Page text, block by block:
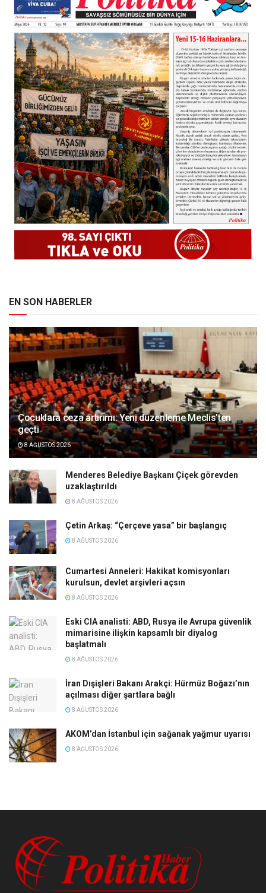
EN SON HABERLER
Çocuklara ceza artırımı: Yeni düzenleme Meclis’ten
geçti
8 AĞUSTOS 2026
Menderes Belediye Başkanı Çiçek görevden
uzaklaştırıldı
8 AĞUSTOS 2026
Çetin Arkaş: “Çerçeve yasa” bir başlangıç
8 AĞUSTOS 2026
Cumartesi Anneleri: Hakikat komisyonları
kurulsun, devlet arşivleri açsın
8 AĞUSTOS 2026
Eski CIA analisti: ABD, Rusya ile Avrupa güvenlik
mimarisine ilişkin kapsamlı bir diyalog
başlatmalı
8 AĞUSTOS 2026
İran Dışişleri Bakanı Arakçi: Hürmüz Boğazı’nın
açılması diğer şartlara bağlı
8 AĞUSTOS 2026
AKOM’dan İstanbul için sağanak yağmur uyarısı
8 AĞUSTOS 2026